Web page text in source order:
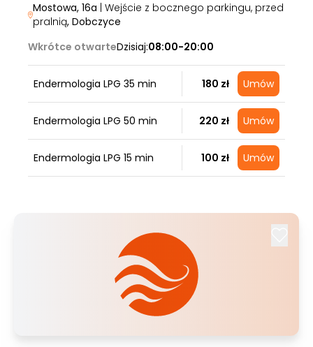
Mostowa, 16a | Wejście z bocznego parkingu, przed
pralnią, Dobczyce
Wkrótce otwarteDzisiaj:08:00-20:00
Endermologia LPG 35 min 180 zł Umów
Endermologia LPG 50 min 220 zł Umów
Endermologia LPG 15 min 100 zł Umów